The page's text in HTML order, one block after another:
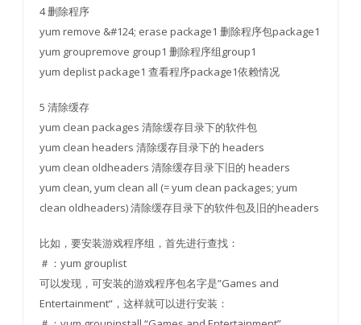
4 删除程序
yum remove &#124; erase package1 删除程序包package1
yum groupremove group1 删除程序组group1
yum deplist package1 查看程序package1依赖情况
5 清除缓存
yum clean packages 清除缓存目录下的软件包
yum clean headers 清除缓存目录下的 headers
yum clean oldheaders 清除缓存目录下旧的 headers
yum clean, yum clean all (= yum clean packages; yum
clean oldheaders) 清除缓存目录下的软件包及旧的headers
比如，要安装游戏程序组，首先进行查找：
＃：yum grouplist
可以发现，可安装的游戏程序包名字是”Games and
Entertainment“，这样就可以进行安装：